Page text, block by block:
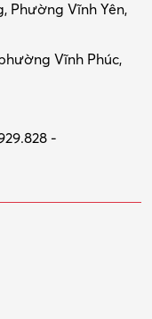
Phường Vĩnh Yên,
Vĩnh Phúc,
-